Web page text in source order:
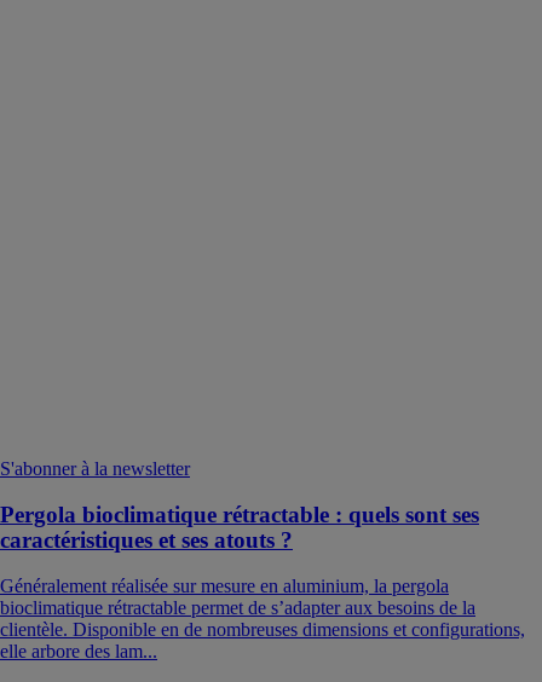
S'abonner à la newsletter
Pergola bioclimatique rétractable : quels sont ses
caractéristiques et ses atouts ?
Généralement réalisée sur mesure en aluminium, la pergola
bioclimatique rétractable permet de s’adapter aux besoins de la
clientèle. Disponible en de nombreuses dimensions et configurations,
elle arbore des lam...